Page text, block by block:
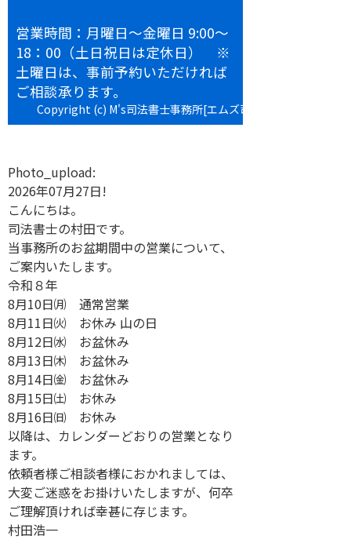
営業時間：月曜日～金曜日 9:00～
18：00（土日祝日は定休日） ※
土曜日は、事前予約いただければ
ご相談承ります。
Copyright (c) M's司法書士事務所[エムズ司法書士事務所] All
Photo_upload:
2026年07月27日!
こんにちは。
司法書士の村田です。
当事務所のお盆期間中の営業について、
ご案内いたします。
令和８年
8月10日㈪ 通常営業
8月11日㈫ お休み 山の日
8月12日㈬ お盆休み
8月13日㈭ お盆休み
8月14日㈮ お盆休み
8月15日㈯ お休み
8月16日㈰ お休み
以降は、カレンダーどおりの営業となり
ます。
依頼者様ご相談者様におかれましては、
大変ご迷惑をお掛けいたしますが、何卒
ご理解頂ければ幸甚に存じます。
村田浩一